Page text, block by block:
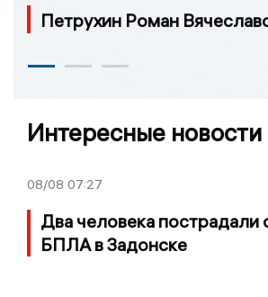
Петрухин Роман
Интересные новости
08/08 07:27
Два человека пострадали
БПЛА в Задонске